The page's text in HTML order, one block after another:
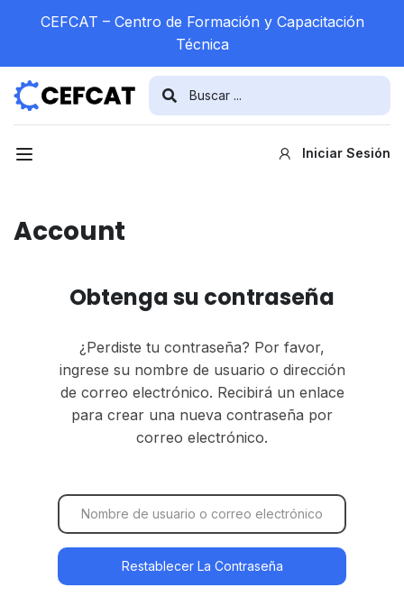
CEFCAT – Centro de Formación y Capacitación
Técnica
Iniciar Sesión
Account
Obtenga su contraseña
¿Perdiste tu contraseña? Por favor,
ingrese su nombre de usuario o dirección
de correo electrónico. Recibirá un enlace
para crear una nueva contraseña por
correo electrónico.